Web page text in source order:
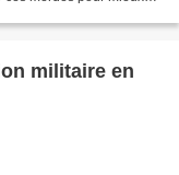
militaire en